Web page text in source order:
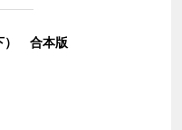
） 合本版